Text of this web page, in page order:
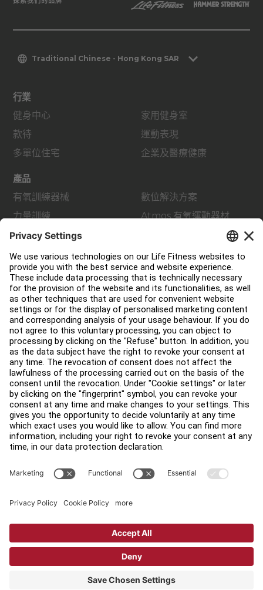
Traditional Chinese - Hong Kong SAR
行業
健身中心
款待
多單位住宅
家用健身室
運動表現
企業及醫療健康
產品
有氧訓練器械
力量訓練
配件
數位解決方案
Atmos 有氧運動器材
支援
健身室佈局
服務中心
教育中心
關於我們
查找經銷商
尋找商店
法律
可及性
登入 Facility Connect
隱私權政策
Copyright © 2026 Life Fitness